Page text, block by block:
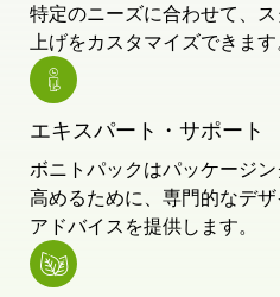
特定のニーズに合わせて、
上げをカスタマイズできます
エキスパート・サポート
ボニトパックはパッケージ
高めるために、専門的なデ
アドバイスを提供します。